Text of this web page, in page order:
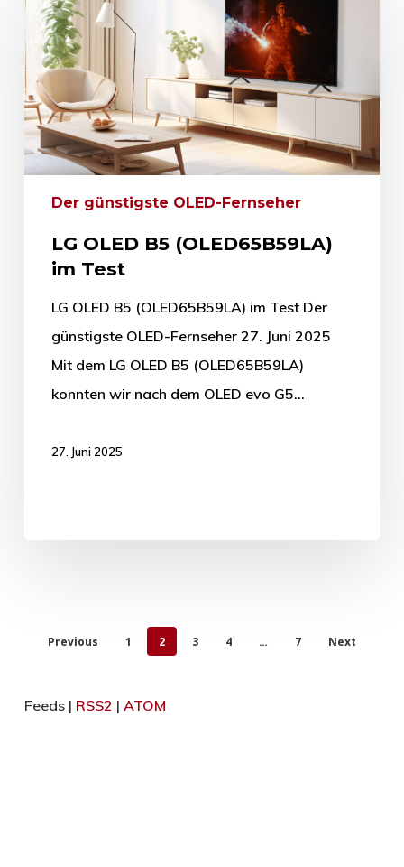
Der günstigste OLED-Fernseher
LG OLED B5 (OLED65B59LA)
im Test
LG OLED B5 (OLED65B59LA) im Test Der
günstigste OLED-Fernseher 27. Juni 2025
Mit dem LG OLED B5 (OLED65B59LA)
konnten wir nach dem OLED evo G5…
27. Juni 2025
Previous 1 2 3 4 … 7 Next
Feeds | RSS2 | ATOM